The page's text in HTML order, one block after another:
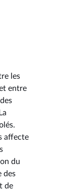
les
entre
affecte
du
des
de